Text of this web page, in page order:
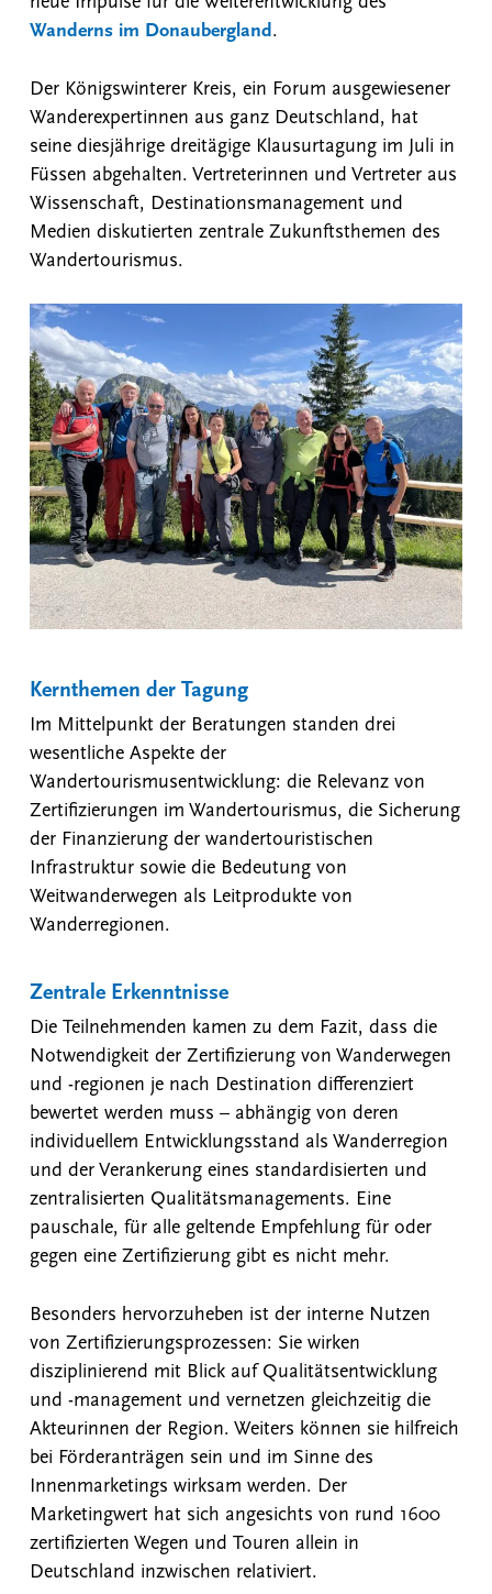
Wanderns im Donaubergland.
Der Königswinterer Kreis, ein Forum ausgewiesener
Wanderexpertinnen aus ganz Deutschland, hat
seine diesjährige dreitägige Klausurtagung im Juli in
Füssen abgehalten. Vertreterinnen und Vertreter aus
Wissenschaft, Destinationsmanagement und
Medien diskutierten zentrale Zukunftsthemen des
Wandertourismus.
Kernthemen der Tagung
Im Mittelpunkt der Beratungen standen drei
wesentliche Aspekte der
Wandertourismusentwicklung: die Relevanz von
Zertifizierungen im Wandertourismus, die Sicherung
der Finanzierung der wandertouristischen
Infrastruktur sowie die Bedeutung von
Weitwanderwegen als Leitprodukte von
Wanderregionen.
Zentrale Erkenntnisse
Die Teilnehmenden kamen zu dem Fazit, dass die
Notwendigkeit der Zertifizierung von Wanderwegen
und -regionen je nach Destination differenziert
bewertet werden muss – abhängig von deren
individuellem Entwicklungsstand als Wanderregion
und der Verankerung eines standardisierten und
zentralisierten Qualitätsmanagements. Eine
pauschale, für alle geltende Empfehlung für oder
gegen eine Zertifizierung gibt es nicht mehr.
Besonders hervorzuheben ist der interne Nutzen
von Zertifizierungsprozessen: Sie wirken
disziplinierend mit Blick auf Qualitätsentwicklung
und -management und vernetzen gleichzeitig die
Akteurinnen der Region. Weiters können sie hilfreich
bei Förderanträgen sein und im Sinne des
Innenmarketings wirksam werden. Der
Marketingwert hat sich angesichts von rund 1600
zertifizierten Wegen und Touren allein in
Deutschland inzwischen relativiert.